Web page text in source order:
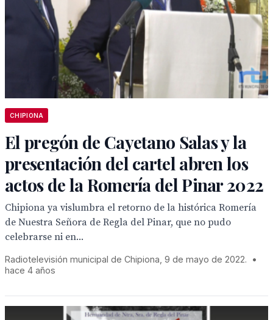
CHIPIONA
El pregón de Cayetano Salas y la
presentación del cartel abren los
actos de la Romería del Pinar 2022
Chipiona ya vislumbra el retorno de la histórica Romería
de Nuestra Señora de Regla del Pinar, que no pudo
celebrarse ni en...
Radiotelevisión municipal de Chipiona, 9 de mayo de 2022.
•
hace 4 años